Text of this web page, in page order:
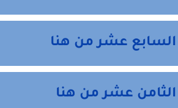
عشر من هنا
عشر من هنا